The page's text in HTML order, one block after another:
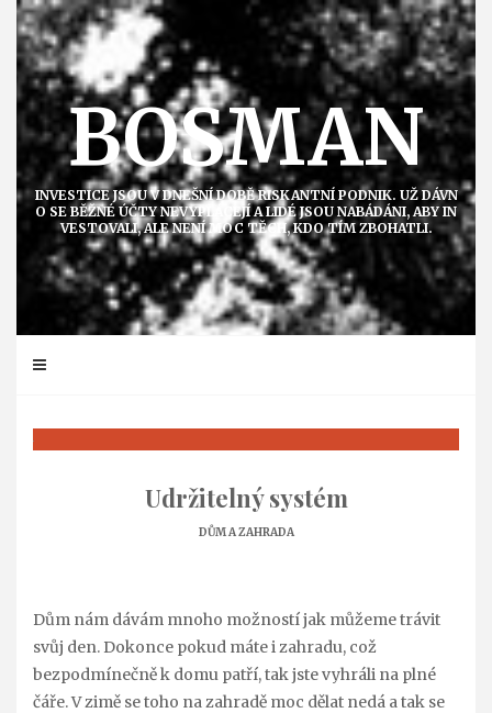
Přejít
obsahu
BOSMAN
INVESTICE JSOU V DNEŠNÍ DOBĚ RISKANTNÍ PODNIK. UŽ DÁVN
O SE BĚŽNÉ ÚČTY NEVYPLÁCEJÍ A LIDÉ JSOU NABÁDÁNI, ABY IN
VESTOVALI, ALE NENÍ MOC TĚCH, KDO TÍM ZBOHATLI.
Udržitelný systém
DŮM A ZAHRADA
Dům nám dávám mnoho možností jak můžeme trávit
svůj den. Dokonce pokud máte i zahradu, což
bezpodmínečně k domu patří, tak jste vyhráli na plné
čáře. V zimě se toho na zahradě moc dělat nedá a tak se